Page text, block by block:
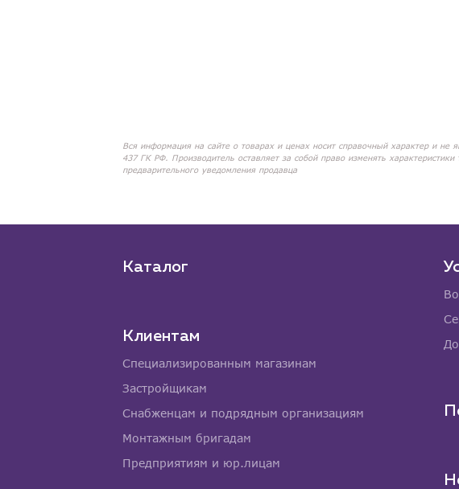
Вся информация на сайте о товарах и ценах носит справочный характер и не
437 ГК РФ. Производитель оставляет за собой право изменять
предварительного уведомления продавца
Каталог
Клиентам
Специализированным магазинам
Застройщикам
Снабженцам и подрядным организациям
Монтажным бригадам
Предприятиям и юр.лицам